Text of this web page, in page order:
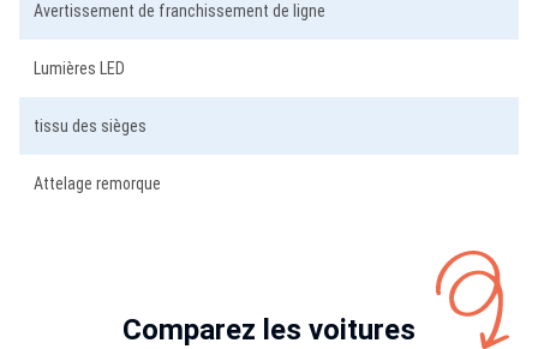
Avertissement de franchissement de ligne
Lumières LED
tissu des sièges
Attelage remorque
Comparez les voitures